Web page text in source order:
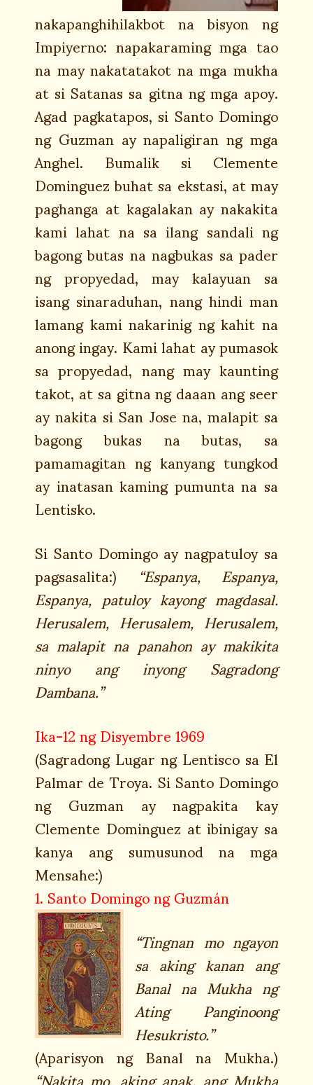
nakapanghihilakbot na bisyon ng
Impiyerno: napakaraming mga tao
na may nakatatakot na mga mukha
at si Satanas sa gitna ng mga apoy.
Agad pagkatapos, si Santo Domingo
ng Guzman ay napaligiran ng mga
Anghel. Bumalik si Clemente
Dominguez buhat sa ekstasi, at may
paghanga at kagalakan ay nakakita
kami lahat na sa ilang sandali ng
bagong butas na nagbukas sa pader
ng propyedad, may kalayuan sa
isang sinaraduhan, nang hindi man
lamang kami nakarinig ng kahit na
anong ingay. Kami lahat ay pumasok
sa propyedad, nang may kaunting
takot, at sa gitna ng daaan ang seer
ay nakita si San Jose na, malapit sa
bagong bukas na butas, sa
pamamagitan ng kanyang tungkod
ay inatasan kaming pumunta na sa
Lentisko.
Si Santo Domingo ay nagpatuloy sa
pagsasalita:) “Espanya, Espanya,
Espanya, patuloy kayong magdasal.
Herusalem, Herusalem, Herusalem,
sa malapit na panahon ay makikita
ninyo ang inyong Sagradong
Dambana.”
Ika-12 ng Disyembre 1969
(Sagradong Lugar ng Lentisco sa El
Palmar de Troya. Si Santo Domingo
ng Guzman ay nagpakita kay
Clemente Dominguez at ibinigay sa
kanya ang sumusunod na mga
Mensahe:)
1. Santo Domingo ng Guzmán
“Tingnan mo ngayon
sa aking kanan ang
Banal na Mukha ng
Ating Panginoong
Hesukristo.”
(Aparisyon ng Banal na Mukha.)